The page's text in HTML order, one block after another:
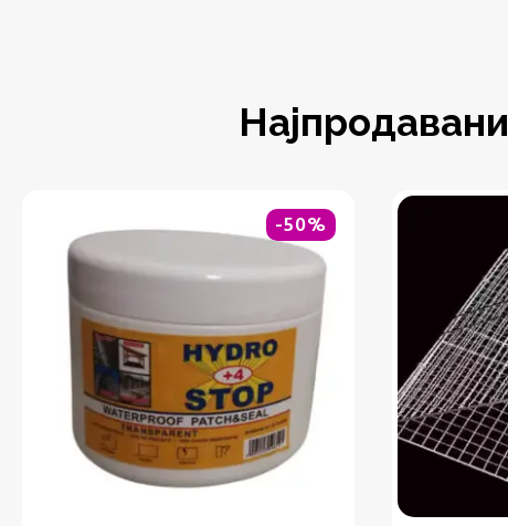
Најпродавани
-50%